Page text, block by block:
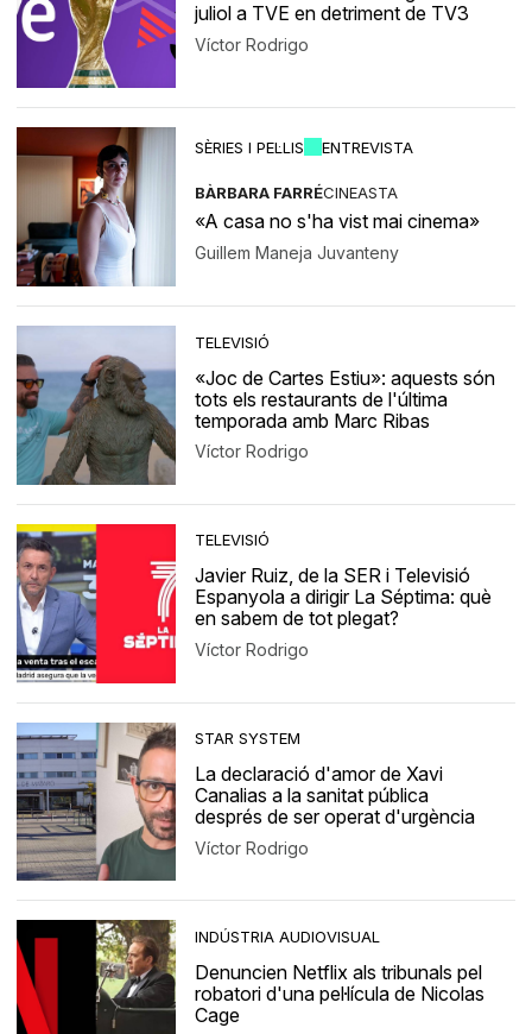
juliol a TVE en detriment de TV3
Víctor Rodrigo
SÈRIES I PEL·LIS ENTREVISTA
BÀRBARA FARRÉCINEASTA
«A casa no s'ha vist mai cinema»
Guillem Maneja Juvanteny
TELEVISIÓ
«Joc de Cartes Estiu»: aquests són
tots els restaurants de l'última
temporada amb Marc Ribas
Víctor Rodrigo
TELEVISIÓ
Javier Ruiz, de la SER i Televisió
Espanyola a dirigir La Séptima: què
en sabem de tot plegat?
Víctor Rodrigo
STAR SYSTEM
La declaració d'amor de Xavi
Canalias a la sanitat pública
després de ser operat d'urgència
Víctor Rodrigo
INDÚSTRIA AUDIOVISUAL
Denuncien Netflix als tribunals pel
robatori d'una pel·lícula de Nicolas
Cage